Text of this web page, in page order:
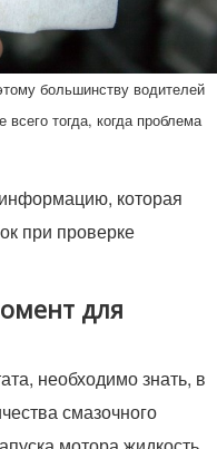
большинству водителей
тогда, когда проблема
которая
при проверке
для
необходимо знать, в
смазочного